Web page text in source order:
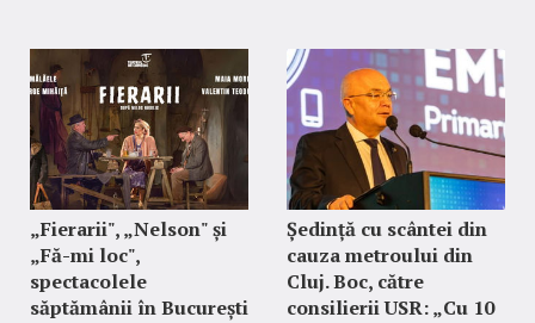
„Fierarii", „Nelson" și
„Fă-mi loc",
spectacolele
săptămânii în București
Ședință cu scântei din
cauza metroului din
Cluj. Boc, către
consilierii USR: „Cu 10